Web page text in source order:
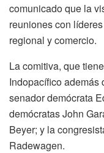
comunicado que la
reuniones con
regional y comercio.
La comitiva, que
Indopacífico además
senador demócrata
demócratas John
Beyer; y la
Radewagen.